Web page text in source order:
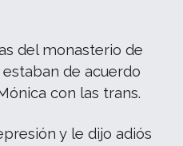
del monasterio de
de acuerdo
con las trans.
y le dijo adiós